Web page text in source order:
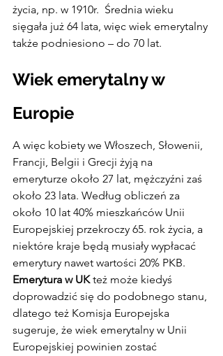
życia, np. w 1910r.  Średnia wieku
sięgała już 64 lata, więc wiek emerytalny
także podniesiono – do 70 lat.
Wiek emerytalny w
Europie
A więc kobiety we Włoszech, Słowenii,
Francji, Belgii i Grecji żyją na
emeryturze około 27 lat, mężczyźni zaś
około 23 lata. Według obliczeń za
około 10 lat 40% mieszkańców Unii
Europejskiej przekroczy 65. rok życia, a
niektóre kraje będą musiały wypłacać
emerytury nawet wartości 20% PKB.
Emerytura w UK też może kiedyś
doprowadzić się do podobnego stanu,
dlatego też Komisja Europejska
sugeruje, że wiek emerytalny w Unii
Europejskiej powinien zostać